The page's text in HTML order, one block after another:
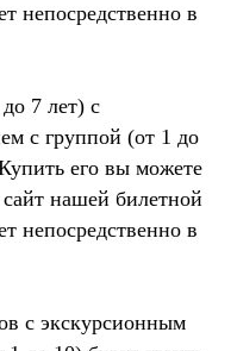
непосредственно в
7 лет) с
с группой (от 1 до
его вы можете
нашей билетной
непосредственно в
с экскурсионным